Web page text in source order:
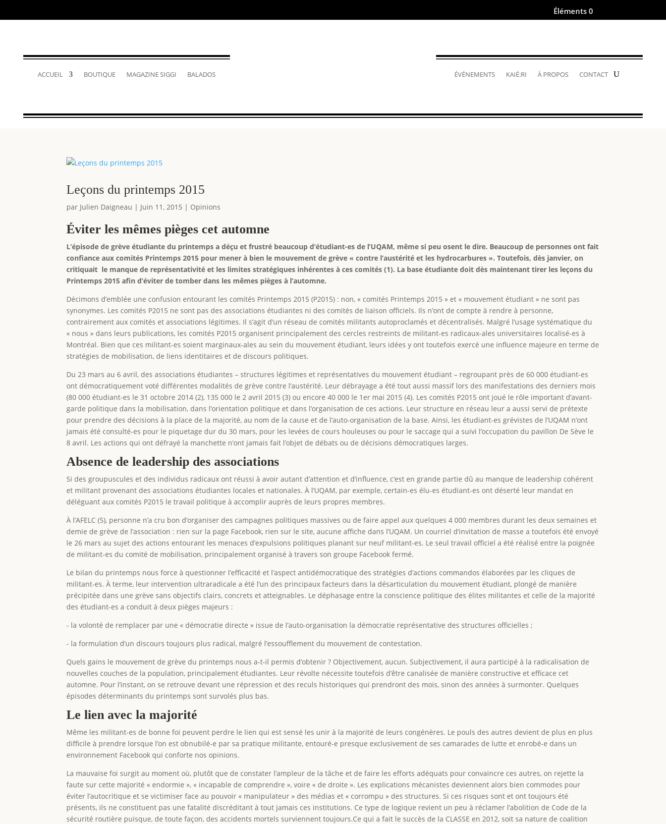
Éléments 0
ACCUEIL BOUTIQUE MAGAZINE SIGGI BALADOS ÉVÉNEMENTS KAIÉ:RI À PROPOS CONTACT
Leçons du printemps 2015
par Julien Daigneau | Juin 11, 2015 | Opinions
Éviter les mêmes pièges cet automne
L’épisode de grève étudiante du printemps a déçu et frustré beaucoup d’étudiant-es de l’UQAM, même si peu osent le dire. Beaucoup de personnes ont fait
confiance aux comités Printemps 2015 pour mener à bien le mouvement de grève « contre l’austérité et les hydrocarbures ». Toutefois, dès janvier, on
critiquait le manque de représentativité et les limites stratégiques inhérentes à ces comités (1). La base étudiante doit dès maintenant tirer les leçons du
Printemps 2015 afin d’éviter de tomber dans les mêmes pièges à l’automne.
Décimons d’emblée une confusion entourant les comités Printemps 2015 (P2015) : non, « comités Printemps 2015 » et « mouvement étudiant » ne sont pas
synonymes. Les comités P2015 ne sont pas des associations étudiantes ni des comités de liaison officiels. Ils n’ont de compte à rendre à personne,
contrairement aux comités et associations légitimes. Il s’agit d’un réseau de comités militants autoproclamés et décentralisés. Malgré l’usage systématique du
« nous » dans leurs publications, les comités P2015 organisent principalement des cercles restreints de militant-es radicaux-ales universitaires localisé-es à
Montréal. Bien que ces militant-es soient marginaux-ales au sein du mouvement étudiant, leurs idées y ont toutefois exercé une influence majeure en terme de
stratégies de mobilisation, de liens identitaires et de discours politiques.
Du 23 mars au 6 avril, des associations étudiantes – structures légitimes et représentatives du mouvement étudiant – regroupant près de 60 000 étudiant-es
ont démocratiquement voté différentes modalités de grève contre l’austérité. Leur débrayage a été tout aussi massif lors des manifestations des derniers mois
(80 000 étudiant-es le 31 octobre 2014 (2), 135 000 le 2 avril 2015 (3) ou encore 40 000 le 1er mai 2015 (4). Les comités P2015 ont joué le rôle important d’avant-
garde politique dans la mobilisation, dans l’orientation politique et dans l’organisation de ces actions. Leur structure en réseau leur a aussi servi de prétexte
pour prendre des décisions à la place de la majorité, au nom de la cause et de l’auto-organisation de la base. Ainsi, les étudiant-es grévistes de l’UQAM n’ont
jamais été consulté-es pour le piquetage dur du 30 mars, pour les levées de cours houleuses ou pour le saccage qui a suivi l’occupation du pavillon De Sève le
8 avril. Les actions qui ont défrayé la manchette n’ont jamais fait l’objet de débats ou de décisions démocratiques larges.
Absence de leadership des associations
Si des groupuscules et des individus radicaux ont réussi à avoir autant d’attention et d’influence, c’est en grande partie dû au manque de leadership cohérent
et militant provenant des associations étudiantes locales et nationales. À l’UQAM, par exemple, certain-es élu-es étudiant-es ont déserté leur mandat en
déléguant aux comités P2015 le travail politique à accomplir auprès de leurs propres membres.
À l’AFELC (5), personne n’a cru bon d’organiser des campagnes politiques massives ou de faire appel aux quelques 4 000 membres durant les deux semaines et
demie de grève de l’association : rien sur la page Facebook, rien sur le site, aucune affiche dans l’UQAM. Un courriel d’invitation de masse a toutefois été envoyé
le 26 mars au sujet des actions entourant les menaces d’expulsions politiques planant sur neuf militant-es. Le seul travail officiel a été réalisé entre la poignée
de militant-es du comité de mobilisation, principalement organisé à travers son groupe Facebook fermé.
Le bilan du printemps nous force à questionner l’efficacité et l’aspect antidémocratique des stratégies d’actions commandos élaborées par les cliques de
militant-es. À terme, leur intervention ultraradicale a été l’un des principaux facteurs dans la désarticulation du mouvement étudiant, plongé de manière
précipitée dans une grève sans objectifs clairs, concrets et atteignables. Le déphasage entre la conscience politique des élites militantes et celle de la majorité
des étudiant-es a conduit à deux pièges majeurs :
- la volonté de remplacer par une « démocratie directe » issue de l’auto-organisation la démocratie représentative des structures officielles ;
- la formulation d’un discours toujours plus radical, malgré l’essoufflement du mouvement de contestation.
Quels gains le mouvement de grève du printemps nous a-t-il permis d’obtenir ? Objectivement, aucun. Subjectivement, il aura participé à la radicalisation de
nouvelles couches de la population, principalement étudiantes. Leur révolte nécessite toutefois d’être canalisée de manière constructive et efficace cet
automne. Pour l’instant, on se retrouve devant une répression et des reculs historiques qui prendront des mois, sinon des années à surmonter. Quelques
épisodes déterminants du printemps sont survolés plus bas.
Le lien avec la majorité
Même les militant-es de bonne foi peuvent perdre le lien qui est sensé les unir à la majorité de leurs congénères. Le pouls des autres devient de plus en plus
difficile à prendre lorsque l’on est obnubilé-e par sa pratique militante, entouré-e presque exclusivement de ses camarades de lutte et enrobé-e dans un
environnement Facebook qui conforte nos opinions.
La mauvaise foi surgit au moment où, plutôt que de constater l’ampleur de la tâche et de faire les efforts adéquats pour convaincre ces autres, on rejette la
faute sur cette majorité « endormie », « incapable de comprendre », voire « de droite ». Les explications mécanistes deviennent alors bien commodes pour
éviter l’autocritique et se victimiser face au pouvoir « manipulateur » des médias et « corrompu » des structures. Si ces risques sont et ont toujours été
présents, ils ne constituent pas une fatalité discréditant à tout jamais ces institutions. Ce type de logique revient un peu à réclamer l’abolition de Code de la
sécurité routière puisque, de toute façon, des accidents mortels surviennent toujours.Ce qui a fait le succès de la CLASSE en 2012, soit sa nature de coalition